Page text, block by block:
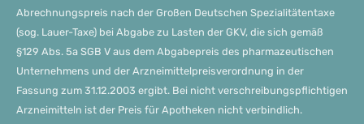
Abrechnungspreis nach der Großen Deutschen Spezialitätentaxe
(sog. Lauer-Taxe) bei Abgabe zu Lasten der GKV, die sich gemäß
§129 Abs. 5a SGB V aus dem Abgabepreis des pharmazeutischen
Unternehmens und der Arzneimittelpreisverordnung in der
Fassung zum 31.12.2003 ergibt. Bei nicht verschreibungspflichtigen
Arzneimitteln ist der Preis für Apotheken nicht verbindlich.